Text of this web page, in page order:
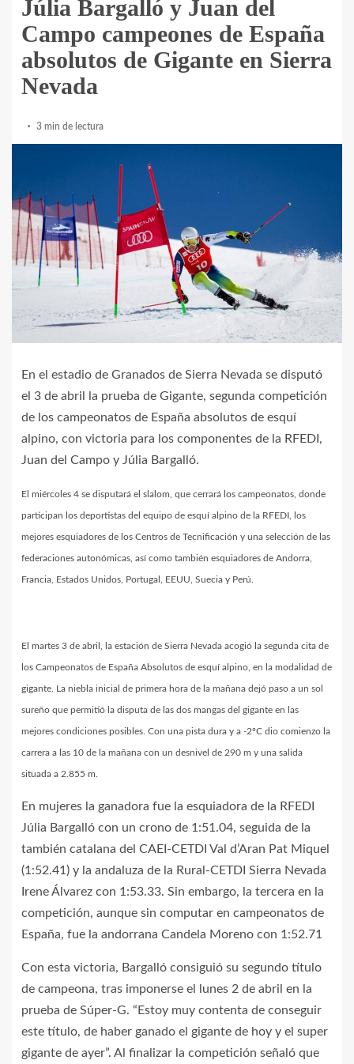
Júlia Bargalló y Juan del
Campo campeones de España
absolutos de Gigante en Sierra
Nevada
3 min de lectura
En el estadio de Granados de Sierra Nevada se disputó
el 3 de abril la prueba de Gigante, segunda competición
de los campeonatos de España absolutos de esquí
alpino, con victoria para los componentes de la RFEDI,
Juan del Campo y Júlia Bargalló.
El miércoles 4 se disputará el slalom, que cerrará los campeonatos, donde
participan los deportistas del equipo de esquí alpino de la RFEDI, los
mejores esquiadores de los Centros de Tecnificación y una selección de las
federaciones autonómicas, así como también esquiadores de Andorra,
Francia, Estados Unidos, Portugal, EEUU, Suecia y Perú.
El martes 3 de abril, la estación de Sierra Nevada acogió la segunda cita de
los Campeonatos de España Absolutos de esquí alpino, en la modalidad de
gigante. La niebla inicial de primera hora de la mañana dejó paso a un sol
sureño que permitió la disputa de las dos mangas del gigante en las
mejores condiciones posibles. Con una pista dura y a -2ºC dio comienzo la
carrera a las 10 de la mañana con un desnivel de 290 m y una salida
situada a 2.855 m.
En mujeres la ganadora fue la esquiadora de la RFEDI
Júlia Bargalló con un crono de 1:51.04, seguida de la
también catalana del CAEI-CETDI Val d’Aran Pat Miquel
(1:52.41) y la andaluza de la Rural-CETDI Sierra Nevada
Irene Álvarez con 1:53.33. Sin embargo, la tercera en la
competición, aunque sin computar en campeonatos de
España, fue la andorrana Candela Moreno con 1:52.71
Con esta victoria, Bargalló consiguió su segundo título
de campeona, tras imponerse el lunes 2 de abril en la
prueba de Súper-G. “Estoy muy contenta de conseguir
este título, de haber ganado el gigante de hoy y el super
gigante de ayer”. Al finalizar la competición señaló que